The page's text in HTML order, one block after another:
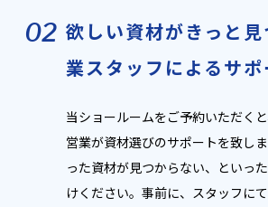
02 欲しい資材がきっと
業スタッフによるサポ
当ショールームをご予約いただく
営業が資材選びのサポートを致し
った資材が見つからない、といっ
けください。事前に、スタッフに